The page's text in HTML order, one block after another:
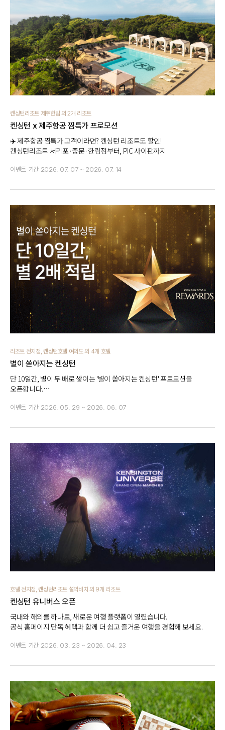
켄싱턴리조트 제주한림 외 2개 리조트
켄싱턴 x 제주항공 찜특가 프로모션
✈️ 제주항공 찜특가 고객이라면? 켄싱턴 리조트도 할인!
켄싱턴리조트 서귀포·중문·한림점부터, PIC 사이판까지
이벤트 기간 2026. 07. 07 ~ 2026. 07. 14
리조트 전지점, 켄싱턴호텔 여의도 외 4개 호텔
별이 쏟아지는 켄싱턴
단 10일간, 별이 두 배로 쌓이는 '별이 쏟아지는 켄싱턴' 프로모션을
오픈합니다.
이벤트 기간 2026. 05. 29 ~ 2026. 06. 07
호텔 전지점, 켄싱턴리조트 설악비치 외 9개 리조트
켄싱턴 유니버스 오픈
국내와 해외를 하나로, 새로운 여행 플랫폼이 열렸습니다.
공식 홈페이지 단독 혜택과 함께 더 쉽고 즐거운 여행을 경험해 보세요.
이벤트 기간 2026. 03. 23 ~ 2026. 04. 23